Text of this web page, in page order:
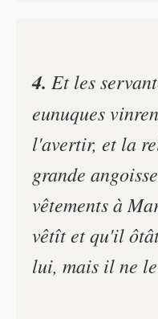
4. Et les
eunuques
l'avertir, et la
grande
vêtements à
vêtît et qu'il
lui, mais il ne